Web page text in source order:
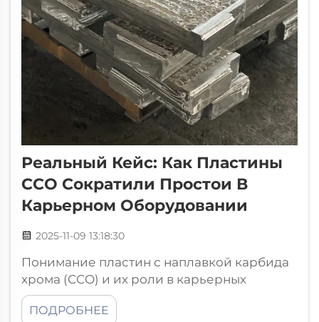
Реальный Кейс: Как Пластины
CCO Сократили Простои В
Карьерном Оборудовании
2025-11-09 13:18:30
Понимание пластин с наплавкой карбида
хрома (CCO) и их роли в карьерных
операциях. Что такое пластины CCO и как
они работают? Пластины с наплавкой
ПОДРОБНЕЕ